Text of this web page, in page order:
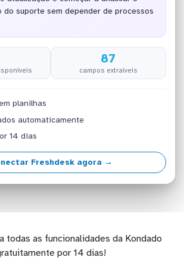
do suporte sem depender de processos
87
campos extraíveis
planilhas
automaticamente
14 dias
Freshdesk agora →
todas as funcionalidades da Kondado
por 14 dias!